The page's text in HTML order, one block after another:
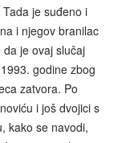
je suđeno i
i njegov branilac
da je ovaj slučaj
godine zbog
zatvora. Po
i još dvojici s
kako se navodi,